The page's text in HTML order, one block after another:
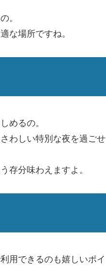
。
な場所ですね。
めるの。
わしい特別な夜を過ごせ
存分味わえますよ。
用できるのも嬉しいポイ